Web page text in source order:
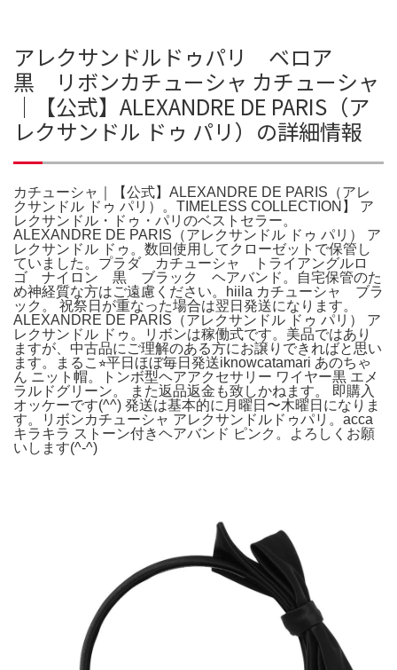
アレクサンドルドゥパリ ベロア
黒 リボンカチューシャ カチューシャ
｜【公式】ALEXANDRE DE PARIS（ア
レクサンドル ドゥ パリ）の詳細情報
カチューシャ｜【公式】ALEXANDRE DE PARIS（アレ
クサンドル ドゥ パリ）。TIMELESS COLLECTION】 ア
レクサンドル・ドゥ・パリのベストセラー。
ALEXANDRE DE PARIS（アレクサンドル ドゥ パリ） ア
レクサンドル ドゥ。数回使用してクローゼットで保管し
ていました。プラダ カチューシャ トライアングルロ
ゴ ナイロン 黒 ブラック ヘアバンド。自宅保管のた
め神経質な方はご遠慮ください。hiila カチューシャ ブラ
ック。 祝祭日が重なった場合は翌日発送になります。
ALEXANDRE DE PARIS（アレクサンドル ドゥ パリ） ア
レクサンドル ドゥ。リボンは稼働式です。美品ではあり
ますが、中古品にご理解のある方にお譲りできればと思い
ます。まるこ⭐︎平日ほぼ毎日発送iknowcatamari あのちゃ
ん ニット帽。トンボ型ヘアアクセサリー ワイヤー黒 エメ
ラルドグリーン。 また返品返金も致しかねます。 即購入
オッケーです(^^) 発送は基本的に月曜日〜木曜日になりま
す。リボンカチューシャ アレクサンドルドゥパリ。acca
キラキラ ストーン付きヘアバンド ピンク。よろしくお願
いします(^-^)